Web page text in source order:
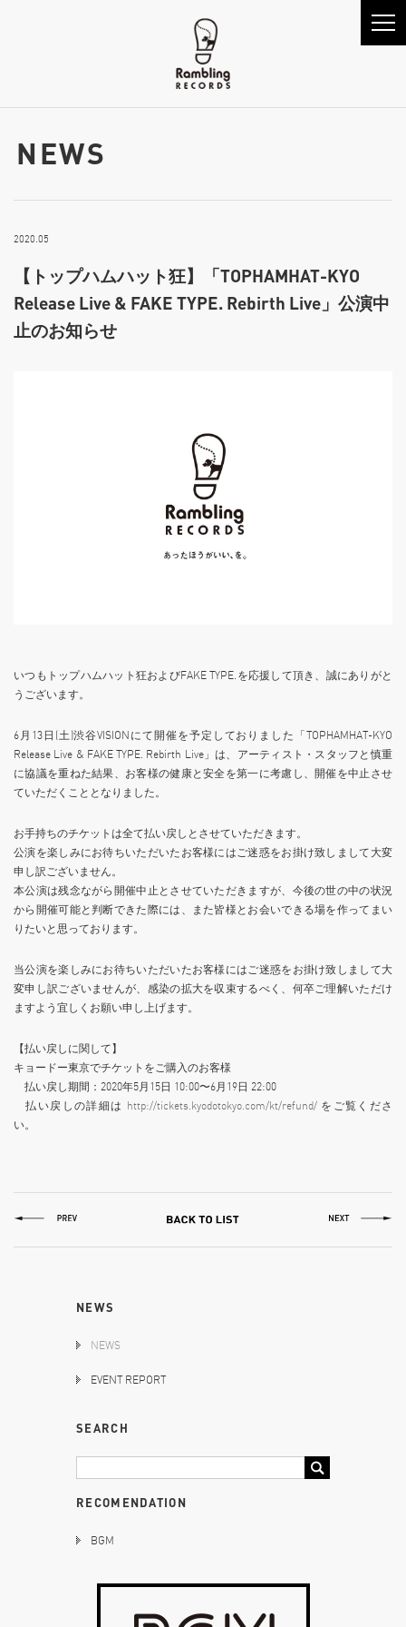
NEWS
2020.05
【トップハムハット狂】「TOPHAMHAT-KYO
Release Live & FAKE TYPE. Rebirth Live」公演中
止のお知らせ
いつもトップハムハット狂およびFAKE TYPE.を応援して頂き、誠にありがと
うございます。
6月13日(土)渋谷VISIONにて開催を予定しておりました「TOPHAMHAT-KYO
Release Live & FAKE TYPE. Rebirth Live」は、アーティスト・スタッフと慎重
に協議を重ねた結果、お客様の健康と安全を第一に考慮し、開催を中止させ
ていただくこととなりました。
お手持ちのチケットは全て払い戻しとさせていただきます。
公演を楽しみにお待ちいただいたお客様にはご迷惑をお掛け致しまして大変
申し訳ございません。
本公演は残念ながら開催中止とさせていただきますが、今後の世の中の状況
から開催可能と判断できた際には、また皆様とお会いできる場を作ってまい
りたいと思っております。
当公演を楽しみにお待ちいただいたお客様にはご迷惑をお掛け致しまして大
変申し訳ございませんが、感染の拡大を収束するべく、何卒ご理解いただけ
ますよう宜しくお願い申し上げます。
【払い戻しに関して】
キョードー東京でチケットをご購入のお客様
払い戻し期間：2020年5月15日 10:00〜6月19日 22:00
払い戻しの詳細は http://tickets.kyodotokyo.com/kt/refund/をご覧くださ
い。
NEWS
NEWS
EVENT REPORT
SEARCH
RECOMENDATION
BGM